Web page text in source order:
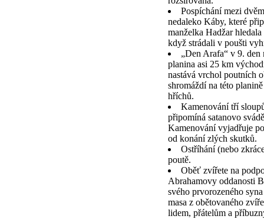
Pospíchání mezi
nedaleko Káby, které
manželka Hadžar
když strádali v poušti
„Den Arafa“ v 9. den
planina asi 25 km
nastává vrchol poutních
shromáždí na této
hříchů.
Kamenování tří
připomíná satanovo
Kamenování vyjadřuje
od konání zlých skutků.
Ostříhání (nebo
poutě.
Oběť zvířete na
Abrahamovy oddanosti
svého prvorozeného
masa z obětovaného
lidem, přátelům a